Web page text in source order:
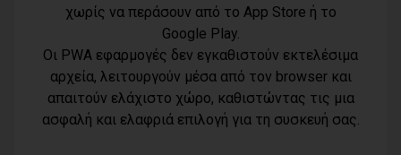
Η Novibet «ψηφίζει» πρωθυπουργό: Το
ακλόνητο φαβορί, η επιστροφή και το
αουτσάιντερ των 41,00
06/08/2026
Προσφυγή της αντιπολίτευσης του
Δήμου Παλλήνης στην Αποκεντρωμένη
Διοίκηση για τον Αβαρκιώτη
Όροι χρήσης
Πολιτική
Τηλέφωνο
χωρίς να περάσουν από το App Store ή το
Google Play.
Οι PWA εφαρμογές δεν εγκαθιστούν εκτελέσιμα
αρχεία, λειτουργούν μέσα από τον browser και
απαιτούν ελάχιστο χώρο, καθιστώντας τις μια
ασφαλή και ελαφριά επιλογή για τη συσκευή σας.